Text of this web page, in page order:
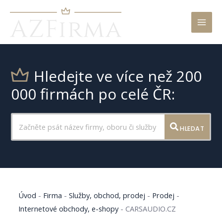
Hledejte ve více než 200
000 firmách po celé ČR:
HLEDAT
Úvod - Firma -Služby, obchod, prodej - Prodej -
Internetové obchody, e-shopy-CARSAUDIO.CZ